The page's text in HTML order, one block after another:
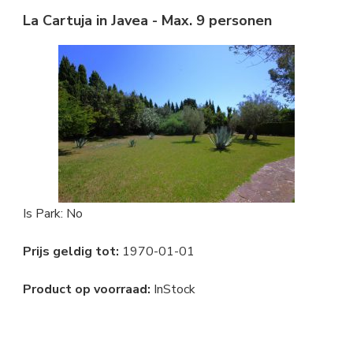
La Cartuja in Javea - Max. 9 personen
Is Park: No
Prijs geldig tot: 1970-01-01
Product op voorraad: InStock